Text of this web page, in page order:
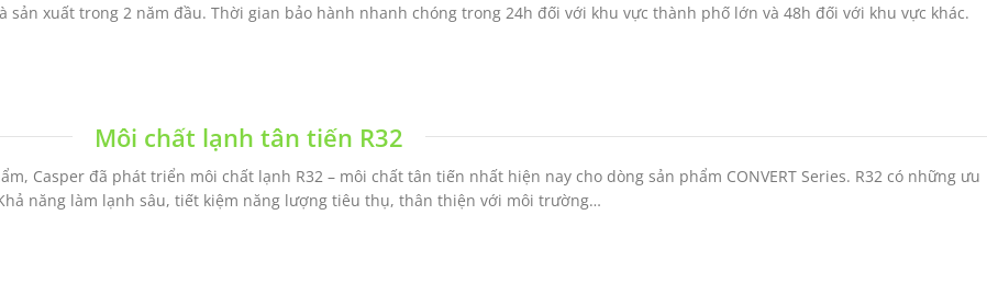
xuất trong 2 năm đầu. Thời gian bảo hành nhanh chóng trong 24h đối với khu vực thành phố lớn và 48h đối với khu vực khác.
Môi chất lạnh tân tiến R32
Casper đã phát triển môi chất lạnh R32 – môi chất tân tiến nhất hiện nay cho dòng sản phẩm CONVERT Series. R32 có những ưu
năng làm lạnh sâu, tiết kiệm năng lượng tiêu thụ, thân thiện với môi trường…